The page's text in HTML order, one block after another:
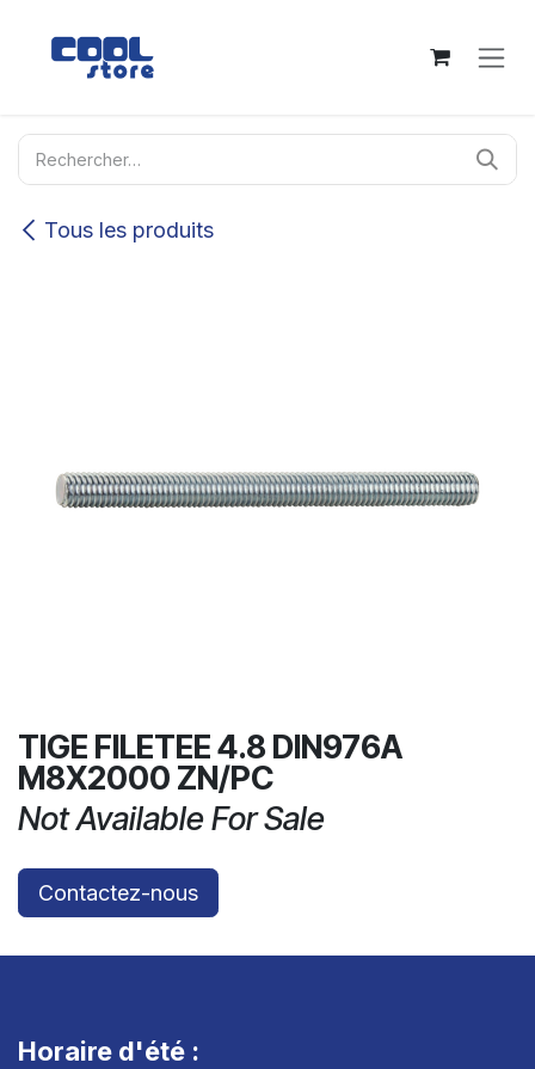
Tous les produits
TIGE FILETEE 4.8 DIN976A
M8X2000 ZN/PC
Not Available For Sale
Contactez-nous
Horaire d'été :